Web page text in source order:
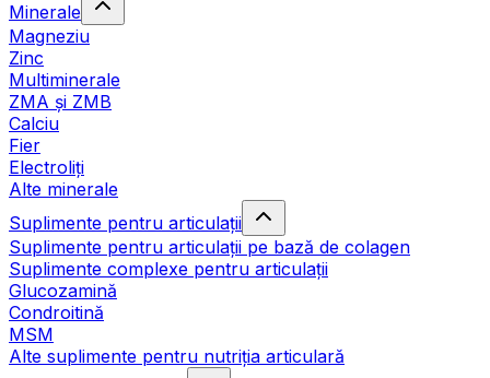
Minerale
Magneziu
Zinc
Multiminerale
ZMA și ZMB
Calciu
Fier
Electroliți
Alte minerale
Suplimente pentru articulații
Suplimente pentru articulații pe bază de colagen
Suplimente complexe pentru articulații
Glucozamină
Condroitină
MSM
Alte suplimente pentru nutriția articulară